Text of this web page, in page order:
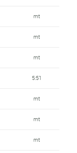
mt
mt
mt
5:51
mt
mt
mt